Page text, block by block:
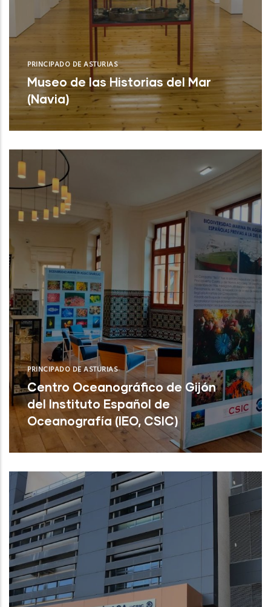
PRINCIPADO DE ASTURIAS
Museo de las Historias del Mar
(Navia)
Museo de las Historias del Mar (Navia)
NUEVO
PRINCIPADO DE ASTURIAS
Centro Oceanográfico de Gijón
del Instituto Español de
Oceanografía (IEO, CSIC)
Centro Oceanográfico de Gijón del
Instituto Español de Oceanografía (IEO,
CSIC)NUEVO